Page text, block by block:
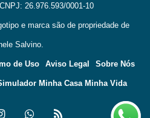
26.976.593/0001-10
e marca são de propriedade de
Salvino.
de Uso Aviso Legal Sobre Nós
Minha Casa Minha Vida
InstagramWhatsApp
RSS